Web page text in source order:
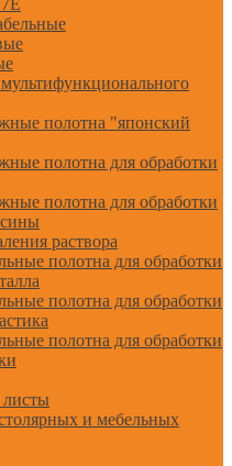
полотна "японский
полотна для обработки
полотна для обработки
раствора
полотна для обработки
полотна для обработки
полотна для обработки
и мебельных